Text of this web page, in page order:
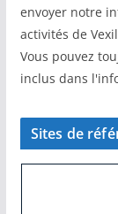
envoyer notre
activités de
Vous pouvez
inclus dans
Sites de